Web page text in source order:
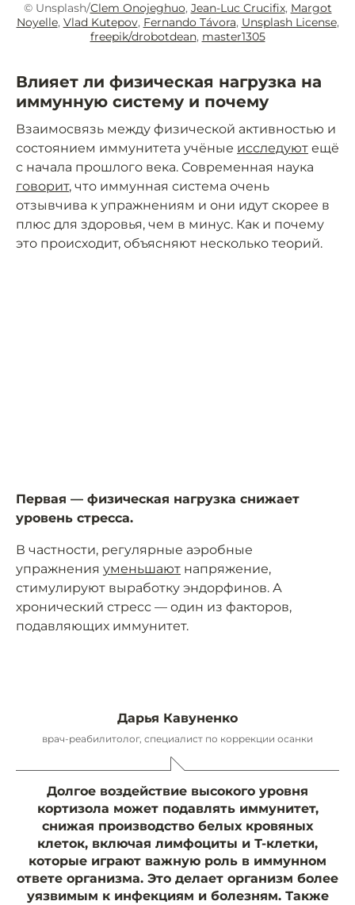
© Unsplash/Clem Onojeghuo, Jean-Luc Crucifix, Margot
Noyelle, Vlad Kutepov, Fernando Távora, Unsplash License,
freepik/drobotdean, master1305
Влияет ли физическая нагрузка на
иммунную систему и почему
Взаимосвязь между физической активностью и
состоянием иммунитета учёные исследуют ещё
с начала прошлого века. Современная наука
говорит, что иммунная система очень
отзывчива к упражнениям и они идут скорее в
плюс для здоровья, чем в минус. Как и почему
это происходит, объясняют несколько теорий.
Первая — физическая нагрузка снижает
уровень стресса.
В частности, регулярные аэробные
упражнения уменьшают напряжение,
стимулируют выработку эндорфинов. А
хронический стресс — один из факторов,
подавляющих иммунитет.
Дарья Кавуненко
врач-реабилитолог, специалист по коррекции осанки
Долгое воздействие высокого уровня
кортизола может подавлять иммунитет,
снижая производство белых кровяных
клеток, включая лимфоциты и Т-клетки,
которые играют важную роль в иммунном
ответе организма. Это делает организм более
уязвимым к инфекциям и болезням. Также